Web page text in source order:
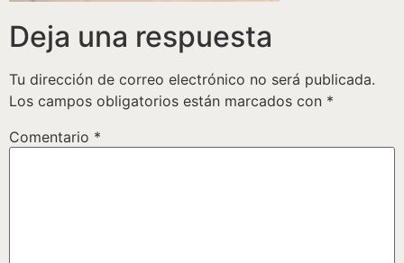
Deja una respuesta
Tu dirección de correo electrónico no será publicada.
Los campos obligatorios están marcados con *
Comentario *